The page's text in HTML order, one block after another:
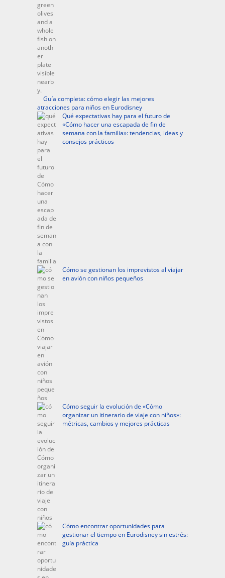
Guía completa: cómo elegir las mejores
atracciones para niños en Eurodisney
Qué expectativas hay para el futuro de
«Cómo hacer una escapada de fin de
semana con la familia»: tendencias, ideas y
consejos prácticos
Cómo se gestionan los imprevistos al viajar
en avión con niños pequeños
Cómo seguir la evolución de «Cómo
organizar un itinerario de viaje con niños»:
métricas, cambios y mejores prácticas
Cómo encontrar oportunidades para
gestionar el tiempo en Eurodisney sin estrés:
guía práctica